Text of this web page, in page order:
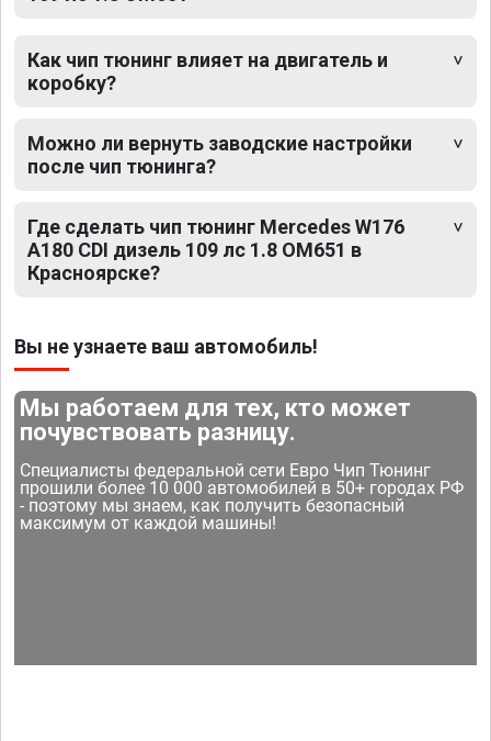
Как чип тюнинг влияет на двигатель и
коробку?
Можно ли вернуть заводские настройки
после чип тюнинга?
Где сделать чип тюнинг Mercedes W176
A180 CDI дизель 109 лс 1.8 OM651 в
Красноярске?
Вы не узнаете ваш автомобиль!
Мы работаем для тех, кто может
почувствовать разницу.
Специалисты федеральной сети Евро Чип Тюнинг
прошили более 10 000 автомобилей в 50+ городах РФ
- поэтому мы знаем, как получить безопасный
максимум от каждой машины!